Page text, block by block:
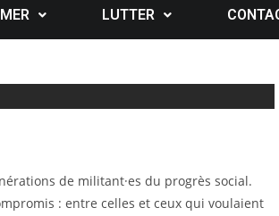
LUTTER
de militant·es du progrès social.
: entre celles et ceux qui voulaient